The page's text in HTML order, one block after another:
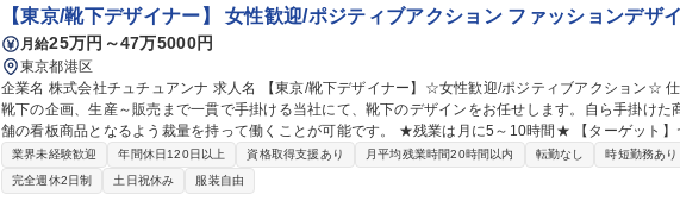
【東京/靴下デザイナー】 女性歓迎/ポジティブアクション ファッションデザ
月給25万円～47万5000円
東京都港区
企業名 株式会社チュチュアンナ 求人名 【東京/靴下デザイナー】☆女性歓迎/ポジティブアクション☆ 仕事の内容
靴下の企画、生産～販売まで一貫で手掛ける当社にて、靴下のデザインをお任せします。自ら手掛けた
舗の看板商品となるよう裁量を持って働くことが可能です。 ★残業は月に5～10時間★ 【ターゲット】ヤング・
キャリアがメインターゲットです。今後は、より品質を高めた商品開発の強化や、ヤングミセスに向け
発など、靴下事業の拡大に力を入れていきます。 ■当社は、靴下/インナーウェアの製造から小売まで手
り、店舗数･売上ともに成長を継続。直近ではECやWEBマーケティング部門を強化し、外部環境の変化
業界未経験歓迎 年間休日120日以上 資格取得支援あり 月平均残業時間20時間以内 転勤なし
時短勤務あり
完全週休2日制
土日祝休み 服装自由